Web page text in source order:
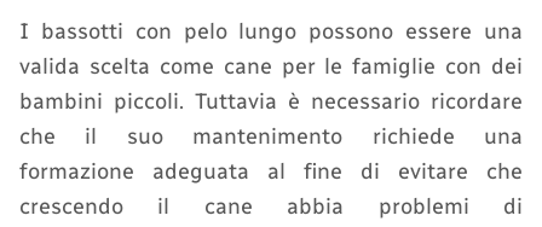
I bassotti con pelo lungo possono essere una
valida scelta come cane per le famiglie con dei
bambini piccoli. Tuttavia è necessario ricordare
che il suo mantenimento richiede una
formazione adeguata al fine di evitare che
crescendo il cane abbia problemi di